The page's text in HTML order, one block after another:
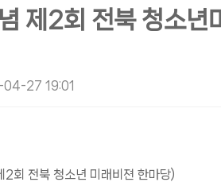
제2회 전북 청소년
27 19:01
회 전북 청소년 미래비젼 한마당)